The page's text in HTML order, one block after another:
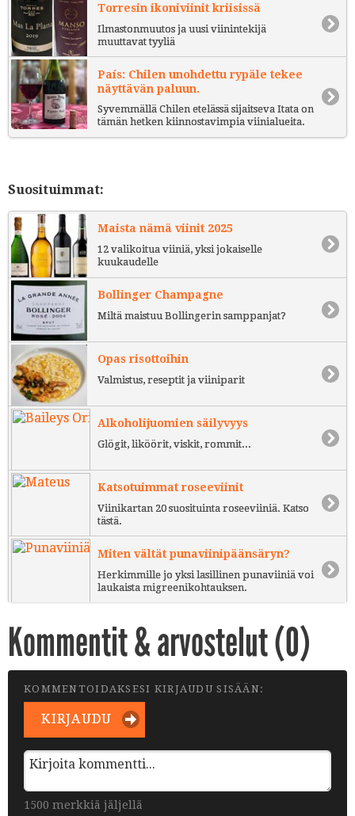
Torresin ikoniviinit kriisissä
Ilmastonmuutos ja uusi viinintekijä
muuttavat tyyliä
País: Chilen unohdettu rypäle tekee
näyttävän paluun.
Syvemmällä Chilen etelässä sijaitseva Itata on
tämän hetken kiinnostavimpia viinialueita.
Suosituimmat:
Maista nämä viinit 2025
12 valikoitua viiniä, yksi jokaiselle
kuukaudelle
Bollinger Champagne
Miltä maistuu Bollingerin samppanjat?
Opas risottoihin
Valmistus, reseptit ja viiniparit
Alkoholijuomien säilyvyys
Glögit, liköörit, viskit, rommit...
Katsotuimmat roseeviinit
Viinikartan 20 suosituinta roseeviiniä. Katso
tästä.
Miten vältät punaviinipäänsäryn?
Herkimmille jo yksi lasillinen punaviiniä voi
laukaista migreenikohtauksen.
Kommentit & arvostelut (0)
KOMMENTOIDAKSESI KIRJAUDU SISÄÄN:
KIRJAUDU
1500 merkkiä jäljellä